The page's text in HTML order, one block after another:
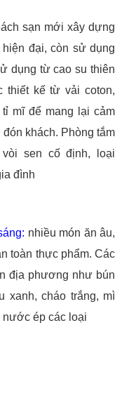
sạn mới xây dựng
đại, còn sử dụng
dụng từ cao su thiên
thiết kế từ vải coton,
mĩ để mang lại cảm
khách. Phòng tắm
sen cố định, loại
đình
nhiều món ăn âu,
toàn thực phẩm. Các
địa phương như bún
xanh, cháo trắng, mì
nước ép các loại